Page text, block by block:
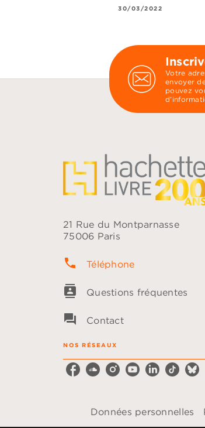
30/03/2022
Votre
envoyer
pouvez
21 Rue du Montparnasse
75006 Paris
phone Téléphone
contacts Questions fréquentes
question_answer Contact
NOS RÉSEAUX
Données personnelles